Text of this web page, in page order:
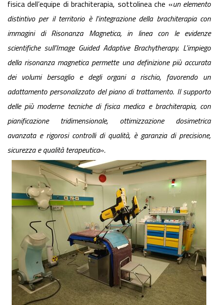
fisica dell’equipe di brachiterapia, sottolinea che «un elemento
distintivo per il territorio è l’integrazione della brachiterapia con
immagini di Risonanza Magnetica, in linea con le evidenze
scientifiche sull’Image Guided Adaptive Brachytherapy. L’impiego
della risonanza magnetica permette una definizione più accurata
dei volumi bersaglio e degli organi a rischio, favorendo un
adattamento personalizzato del piano di trattamento. Il supporto
delle più moderne tecniche di fisica medica e brachiterapia, con
pianificazione tridimensionale, ottimizzazione dosimetrica
avanzata e rigorosi controlli di qualità, è garanzia di precisione,
sicurezza e qualità terapeutica».